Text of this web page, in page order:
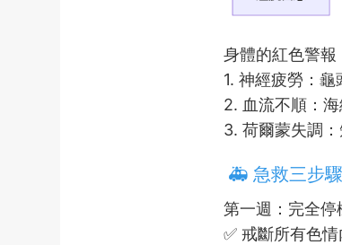
身體的紅色警報
1. 神經疲勞：
2. 血流不順：
3. 荷爾蒙失調
🚑 急救三步驟
第一週：完全停
✅ 戒斷所有色情